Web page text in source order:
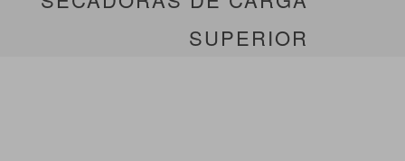
SUPERIOR